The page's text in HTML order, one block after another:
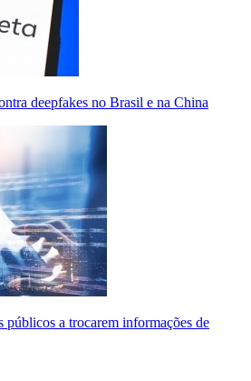
deepfakes no Brasil e na China
públicos a trocarem informações de